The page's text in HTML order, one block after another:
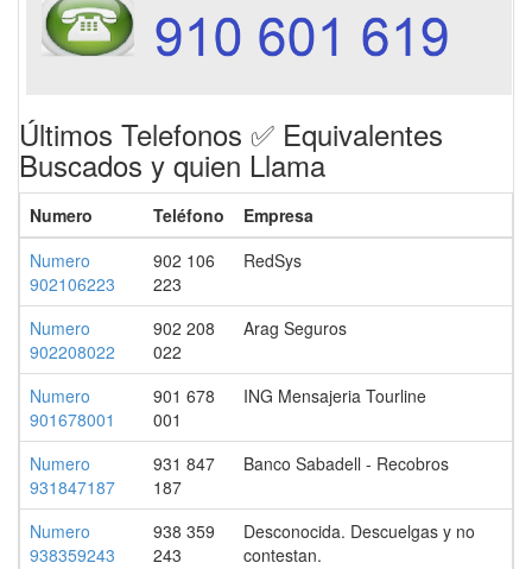
Últimos Telefonos ✅ Equivalentes
Buscados y quien Llama
Numero Teléfono
Empresa
Numero
902106223
902 106
223
RedSys
Numero
902208022
902 208
022
Arag Seguros
Numero
901678001
901 678
001
ING Mensajeria Tourline
Numero
931847187
931 847
187
Banco Sabadell - Recobros
Numero
938359243
938 359
243
Desconocida. Descuelgas y no
contestan.